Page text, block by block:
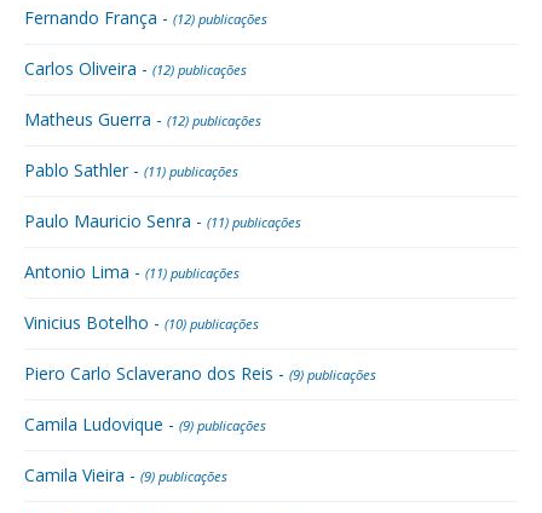
Fernando França - (12) publicações
Carlos Oliveira - (12) publicações
Matheus Guerra - (12) publicações
Pablo Sathler - (11) publicações
Paulo Mauricio Senra - (11) publicações
Antonio Lima - (11) publicações
Vinicius Botelho - (10) publicações
Piero Carlo Sclaverano dos Reis - (9) publicações
Camila Ludovique - (9) publicações
Camila Vieira - (9) publicações